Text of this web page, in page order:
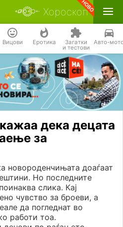
Хороскоп
Вицови Еротика Загатки
и тестови
Авто-
дека децата
за
новороденчињата доаѓаат
Но последните
слика. Кај
чувство за броеви, а
да погледнат во
работи тоа.